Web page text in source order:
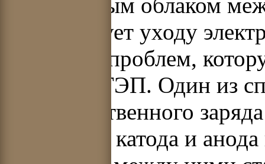
электронным облаком
препятствует уходу
основных проблем,
создании ТЭП. Один из
пространственного
сближение катода и